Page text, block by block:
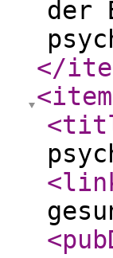
der
</
<item